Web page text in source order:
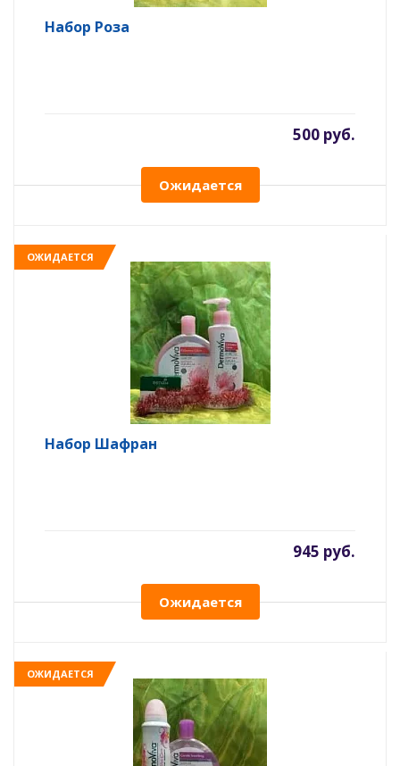
Набор Роза
500 руб.
Ожидается
ОЖИДАЕТСЯ
Набор Шафран
945 руб.
Ожидается
ОЖИДАЕТСЯ